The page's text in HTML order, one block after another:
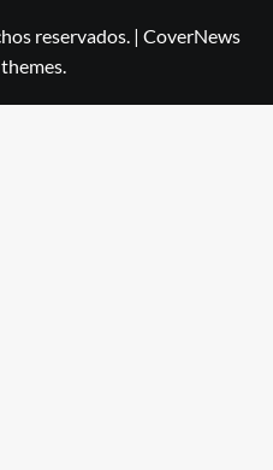
reservados. | CoverNews